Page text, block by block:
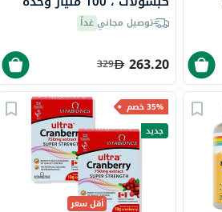
تشكيل مستعمرة، 14 سلالة،
لدعم الهضم، حزمه من 60
توصيل مجانيغداً
263.20
329
35% خصم
جديد
أقل سعر